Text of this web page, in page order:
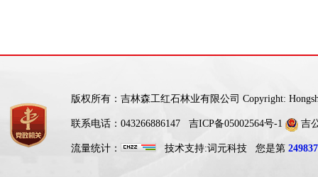
版权所有：吉林森工红石林业有限公司 Copyright:
联系电话：043266886147 吉ICP备05002564号-1 吉
流量统计： 技术支持:词元科技 您是第